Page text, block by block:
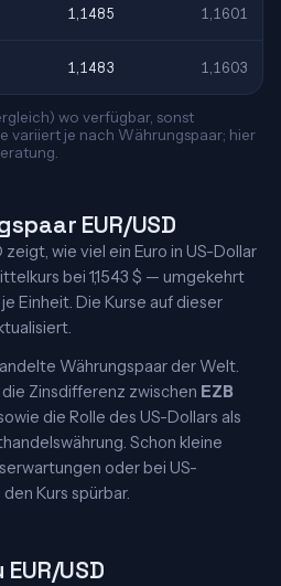
1,1485 1,1601
1,1483 1,1603
wo verfügbar, sonst
variiert je nach Währungspaar; hier
EUR/USD
wie viel ein Euro in US-Dollar
bei 1,1543 $ — umgekehrt
Einheit. Die Kurse auf dieser
Währungspaar der Welt.
Zinsdifferenz zwischen EZB
die Rolle des US-Dollars als
Schon kleine
oder bei US-
Kurs spürbar.
USD